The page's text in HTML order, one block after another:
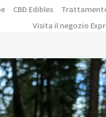
CBD Edibles
Visita il negozio